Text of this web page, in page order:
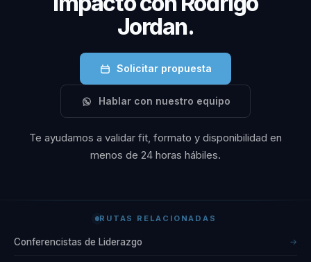
Jordan.
Solicitar propuesta
Hablar con nuestro equipo
Te ayudamos a validar fit, formato y disponibilidad en
menos de 24 horas hábiles.
RUTAS RELACIONADAS
Conferencistas de Liderazgo →